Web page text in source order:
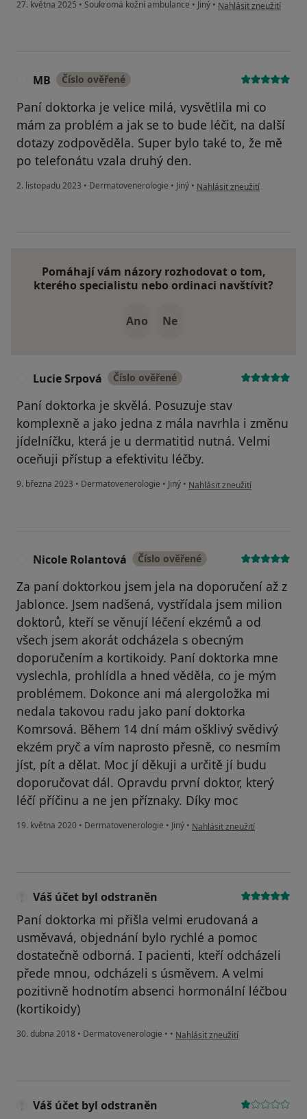
27. května 2025 • Soukromá kožní ambulance • Jiný • Nahlásit zneužití
MB Číslo ověřené
Paní doktorka je velice milá, vysvětlila mi co
mám za problém a jak se to bude léčit, na další
dotazy zodpověděla. Super bylo také to, že mě
po telefonátu vzala druhý den.
2. listopadu 2023 • Dermatovenerologie • Jiný • podle názoru uživatele MB
Nahlásit zneužití
Pomáhají vám názory rozhodovat o tom,
kterého specialistu nebo ordinaci navštívit?
Ano Ne
Lucie Srpová Číslo ověřené
Paní doktorka je skvělá. Posuzuje stav
komplexně a jako jedna z mála navrhla i změnu
jídelníčku, která je u dermatitid nutná. Velmi
oceňuji přístup a efektivitu léčby.
9. března 2023 • Dermatovenerologie • Jiný • podle názoru uživatele Lucie
Nahlásit zneužití
Nicole Rolantová Číslo ověřené
Za paní doktorkou jsem jela na doporučení až z
Jablonce. Jsem nadšená, vystřídala jsem milion
doktorů, kteří se věnují léčení ekzémů a od
všech jsem akorát odcházela s obecným
doporučením a kortikoidy. Paní doktorka mne
vyslechla, prohlídla a hned věděla, co je mým
problémem. Dokonce ani má alergoložka mi
nedala takovou radu jako paní doktorka
Komrsová. Během 14 dní mám ošklivý svědivý
ekzém pryč a vím naprosto přesně, co nesmím
jíst, pít a dělat. Moc jí děkuji a určitě jí budu
doporučovat dál. Opravdu první doktor, který
léčí příčinu a ne jen příznaky. Díky moc
19. května 2020 • Dermatovenerologie • Jiný • podle názoru uživatele Nicole
Nahlásit zneužití
Váš účet byl odstraněn
Paní doktorka mi přišla velmi erudovaná a
usměvavá, objednání bylo rychlé a pomoc
dostatečně odborná. I pacienti, kteří odcházeli
přede mnou, odcházeli s úsměvem. A velmi
pozitivně hodnotím absenci hormonální léčbou
(kortikoidy)
30. dubna 2018 • Dermatovenerologie • • podle názoru uživatele Váš účet
Nahlásit zneužití
Váš účet byl odstraněn